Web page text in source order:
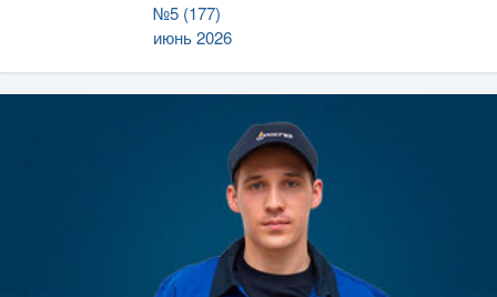
№5 (177)
июнь 2026